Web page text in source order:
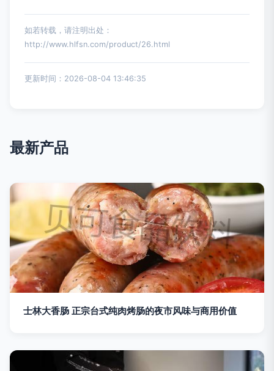
如若转载，请注明出处：
http://www.hlfsn.com/product/26.html
更新时间：2026-08-04 13:46:35
最新产品
士林大香肠 正宗台式纯肉烤肠的夜市风味与商用价值